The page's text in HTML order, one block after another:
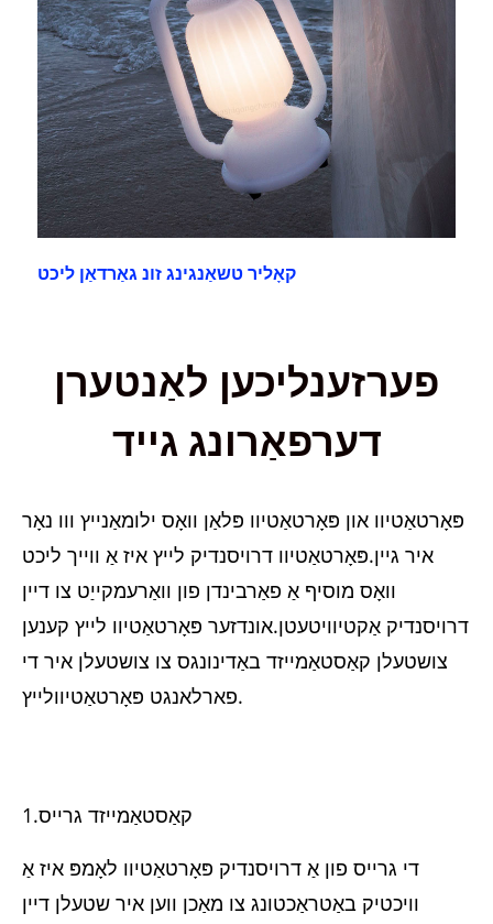
קאָליר טשאַנגינג זונ גאַרדאַן ליכט
פערזענליכען לאַנטערן
דערפאַרונג גייד
פּאָרטאַטיוו און פּאָרטאַטיוו פּלאַן וואָס ילומאַנייץ ווו נאָר
איר גיין.פּאָרטאַטיוו דרויסנדיק לייץ איז אַ ווייך ליכט
וואָס מוסיף אַ פאַרבינדן פון וואַרעמקייַט צו דיין
דרויסנדיק אַקטיוויטעטן.אונדזער פּאָרטאַטיוו לייץ קענען
צושטעלן קאַסטאַמייזד באַדינונגס צו צושטעלן איר די
פארלאנגט פּאָרטאַטיוולייץ.
1.קאַסטאַמייזד גרייס
די גרייס פון אַ דרויסנדיק פּאָרטאַטיוו לאָמפּ איז אַ
וויכטיק באַטראַכטונג צו מאַכן ווען איר שטעלן דיין